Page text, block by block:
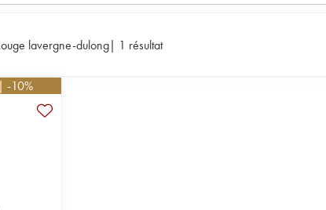
lavergne-dulong| 1 résultat
-10%